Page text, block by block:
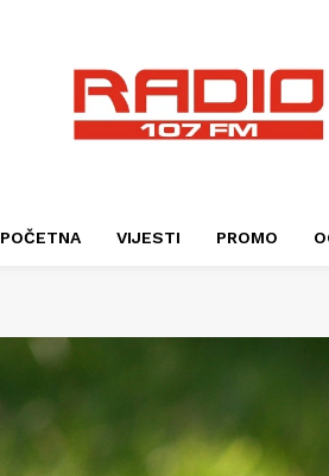
POČETNA VIJESTI PROMO